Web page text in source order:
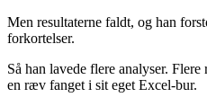
Men resultaterne faldt, og han
forkortelser.
Så han lavede flere analyser.
en ræv fanget i sit eget Excel-bur.